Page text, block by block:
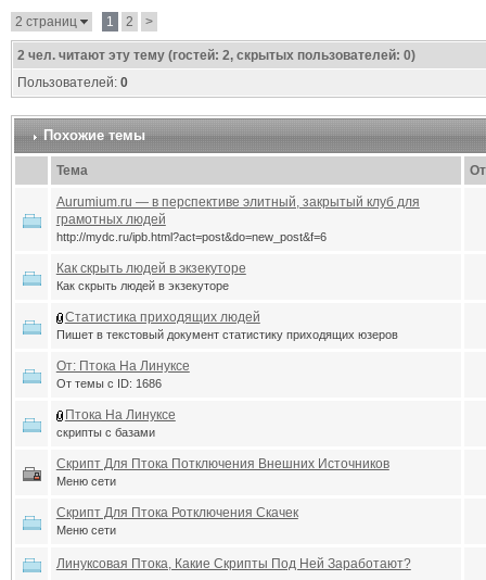
2 страниц 1 2 >
2 чел. читают эту тему (гостей: 2, скрытых пользователей: 0)
Пользователей: 0
Похожие темы
Тема
Aurumium.ru — в перспективе элитный, закрытый клуб для
грамотных людей
http://mydc.ru/ipb.html?act=post&do=new_post&f=6
Как скрыть людей в экзекуторе
Как скрыть людей в экзекуторе
Статистика приходящих людей
Пишет в текстовый документ статистику приходящих юзеров
От: Птока На Линуксе
От темы с ID: 1686
Птока На Линуксе
скрипты с базами
Скрипт Для Птока Потключения Внешних Источников
Меню сети
Скрипт Для Птока Ротключения Скачек
Меню сети
Линуксовая Птока, Какие Скрипты Под Ней Заработают?